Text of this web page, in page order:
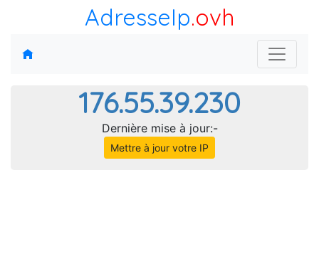
AdresseIp.ovh
176.55.39.230
Dernière mise à jour:-
Mettre à jour votre IP